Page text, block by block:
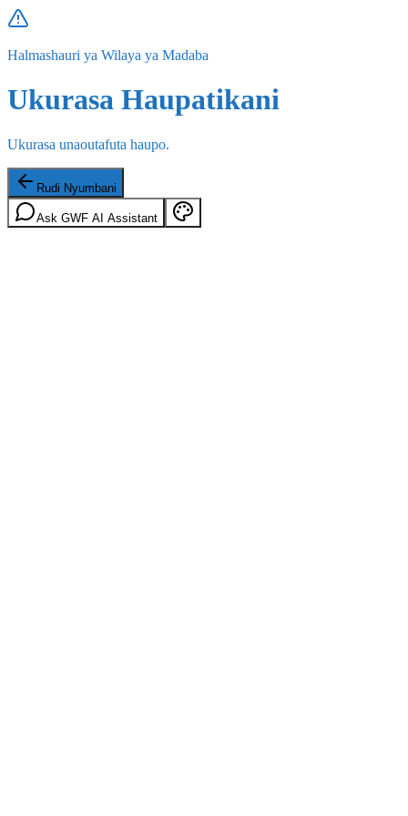
Halmashauri ya Wilaya ya Madaba
Ukurasa Haupatikani
Ukurasa unaoutafuta haupo.
Rudi Nyumbani
Ask GWF AI Assistant